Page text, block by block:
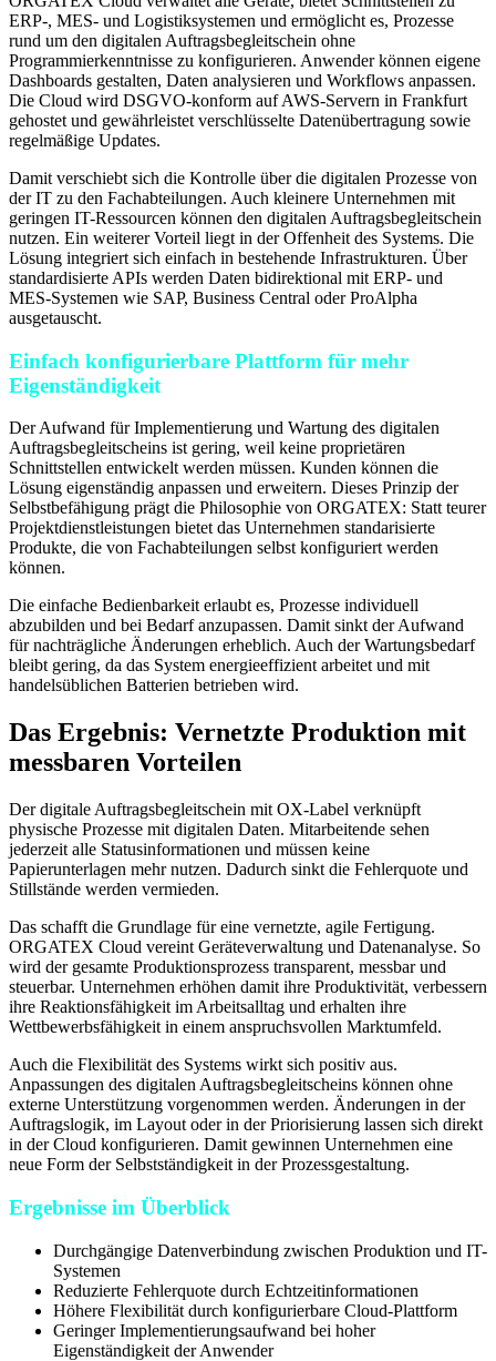
ERP-, MES- und Logistiksystemen und ermöglicht es, Prozesse
rund um den digitalen Auftragsbegleitschein ohne
Programmierkenntnisse zu konfigurieren. Anwender können eigene
Dashboards gestalten, Daten analysieren und Workflows anpassen.
Die Cloud wird DSGVO-konform auf AWS-Servern in Frankfurt
gehostet und gewährleistet verschlüsselte Datenübertragung sowie
regelmäßige Updates.
Damit verschiebt sich die Kontrolle über die digitalen Prozesse von
der IT zu den Fachabteilungen. Auch kleinere Unternehmen mit
geringen IT-Ressourcen können den digitalen Auftragsbegleitschein
nutzen. Ein weiterer Vorteil liegt in der Offenheit des Systems. Die
Lösung integriert sich einfach in bestehende Infrastrukturen. Über
standardisierte APIs werden Daten bidirektional mit ERP- und
MES-Systemen wie SAP, Business Central oder ProAlpha
ausgetauscht.
Einfach konfigurierbare Plattform für mehr
Eigenständigkeit
Der Aufwand für Implementierung und Wartung des digitalen
Auftragsbegleitscheins ist gering, weil keine proprietären
Schnittstellen entwickelt werden müssen. Kunden können die
Lösung eigenständig anpassen und erweitern. Dieses Prinzip der
Selbstbefähigung prägt die Philosophie von ORGATEX: Statt teurer
Projektdienstleistungen bietet das Unternehmen standarisierte
Produkte, die von Fachabteilungen selbst konfiguriert werden
können.
Die einfache Bedienbarkeit erlaubt es, Prozesse individuell
abzubilden und bei Bedarf anzupassen. Damit sinkt der Aufwand
für nachträgliche Änderungen erheblich. Auch der Wartungsbedarf
bleibt gering, da das System energieeffizient arbeitet und mit
handelsüblichen Batterien betrieben wird.
Das Ergebnis: Vernetzte Produktion mit
messbaren Vorteilen
Der digitale Auftragsbegleitschein mit OX-Label verknüpft
physische Prozesse mit digitalen Daten. Mitarbeitende sehen
jederzeit alle Statusinformationen und müssen keine
Papierunterlagen mehr nutzen. Dadurch sinkt die Fehlerquote und
Stillstände werden vermieden.
Das schafft die Grundlage für eine vernetzte, agile Fertigung.
ORGATEX Cloud vereint Geräteverwaltung und Datenanalyse. So
wird der gesamte Produktionsprozess transparent, messbar und
steuerbar. Unternehmen erhöhen damit ihre Produktivität, verbessern
ihre Reaktionsfähigkeit im Arbeitsalltag und erhalten ihre
Wettbewerbsfähigkeit in einem anspruchsvollen Marktumfeld.
Auch die Flexibilität des Systems wirkt sich positiv aus.
Anpassungen des digitalen Auftragsbegleitscheins können ohne
externe Unterstützung vorgenommen werden. Änderungen in der
Auftragslogik, im Layout oder in der Priorisierung lassen sich direkt
in der Cloud konfigurieren. Damit gewinnen Unternehmen eine
neue Form der Selbstständigkeit in der Prozessgestaltung.
Ergebnisse im Überblick
Durchgängige Datenverbindung zwischen Produktion und IT-
Systemen
Reduzierte Fehlerquote durch Echtzeitinformationen
Höhere Flexibilität durch konfigurierbare Cloud-Plattform
Geringer Implementierungsaufwand bei hoher
Eigenständigkeit der Anwender